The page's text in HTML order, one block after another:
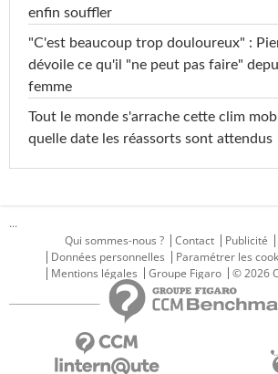
enfin souffler
"C'est beaucoup trop douloureux" :
dévoile ce qu'il "ne peut pas faire"
femme
Tout le monde s'arrache cette clim
quelle date les réassorts sont attendus
...
Qui sommes-nous ?
Contact Publicité
Données personnelles
Paramétrer les
Mentions légales
Groupe Figaro © 2026